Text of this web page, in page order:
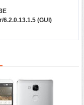
6.2.0.13.1.5 (GUI)